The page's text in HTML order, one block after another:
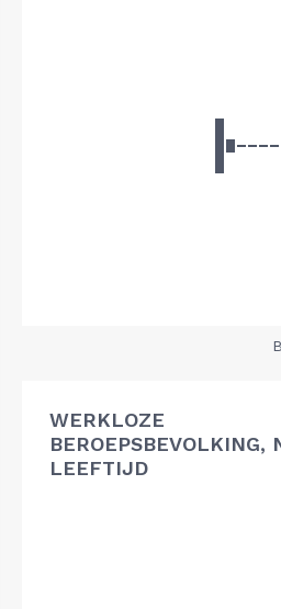
WERKLOZE
BEROEPSBEVOLKING,
LEEFTIJD